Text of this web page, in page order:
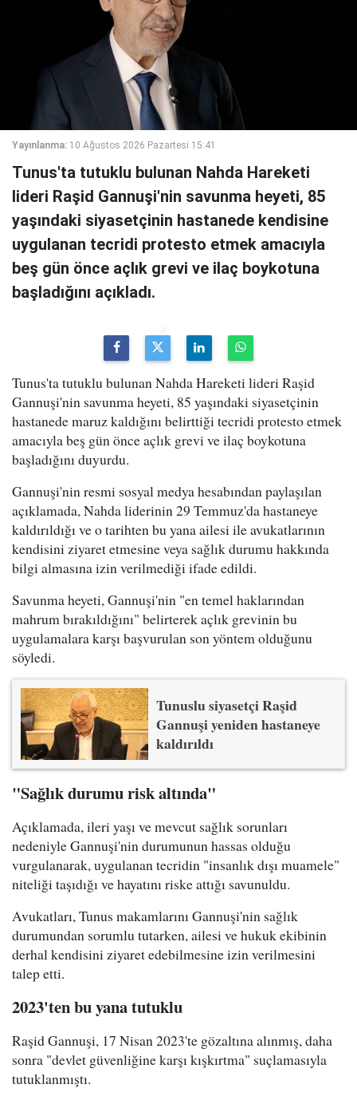
Yayınlanma: 10 Ağustos 2026 Pazartesi 15:41
Tunus'ta tutuklu bulunan Nahda Hareketi
lideri Raşid Gannuşi'nin savunma heyeti, 85
yaşındaki siyasetçinin hastanede kendisine
uygulanan tecridi protesto etmek amacıyla
beş gün önce açlık grevi ve ilaç boykotuna
başladığını açıkladı.
Tunus'ta tutuklu bulunan Nahda Hareketi lideri Raşid
Gannuşi'nin savunma heyeti, 85 yaşındaki siyasetçinin
hastanede maruz kaldığını belirttiği tecridi protesto etmek
amacıyla beş gün önce açlık grevi ve ilaç boykotuna
başladığını duyurdu.
Gannuşi'nin resmi sosyal medya hesabından paylaşılan
açıklamada, Nahda liderinin 29 Temmuz'da hastaneye
kaldırıldığı ve o tarihten bu yana ailesi ile avukatlarının
kendisini ziyaret etmesine veya sağlık durumu hakkında
bilgi almasına izin verilmediği ifade edildi.
Savunma heyeti, Gannuşi'nin "en temel haklarından
mahrum bırakıldığını" belirterek açlık grevinin bu
uygulamalara karşı başvurulan son yöntem olduğunu
söyledi.
Tunuslu siyasetçi Raşid
Gannuşi yeniden hastaneye
kaldırıldı
"Sağlık durumu risk altında"
Açıklamada, ileri yaşı ve mevcut sağlık sorunları
nedeniyle Gannuşi'nin durumunun hassas olduğu
vurgulanarak, uygulanan tecridin "insanlık dışı muamele"
niteliği taşıdığı ve hayatını riske attığı savunuldu.
Avukatları, Tunus makamlarını Gannuşi'nin sağlık
durumundan sorumlu tutarken, ailesi ve hukuk ekibinin
derhal kendisini ziyaret edebilmesine izin verilmesini
talep etti.
2023'ten bu yana tutuklu
Raşid Gannuşi, 17 Nisan 2023'te gözaltına alınmış, daha
sonra "devlet güvenliğine karşı kışkırtma" suçlamasıyla
tutuklanmıştı.